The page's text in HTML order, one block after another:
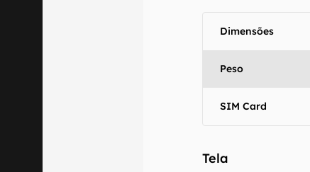
Dimensões
Peso
SIM Card
Tela